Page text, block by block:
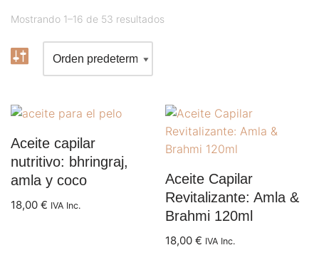
Mostrando 1–16 de 53 resultados
Aceite capilar
nutritivo: bhringraj,
amla y coco
18,00 € IVA Inc.
Aceite Capilar
Revitalizante: Amla &
Brahmi 120ml
18,00€ IVA Inc.